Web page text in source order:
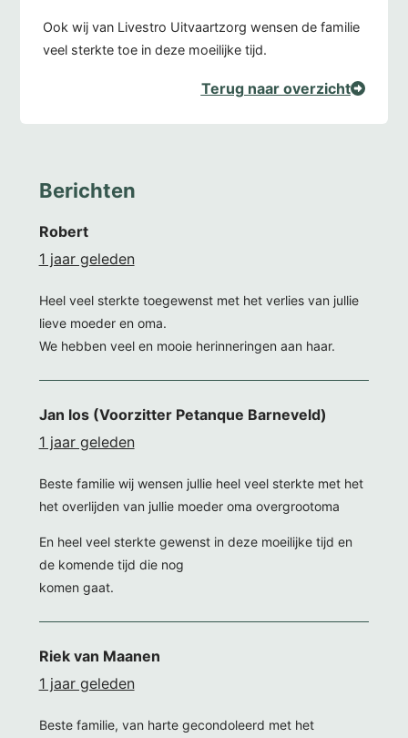
Ook wij van Livestro Uitvaartzorg wensen de familie
veel sterkte toe in deze moeilijke tijd.
Terug naar overzicht
Berichten
Robert
1 jaar geleden
Heel veel sterkte toegewenst met het verlies van jullie
lieve moeder en oma.
We hebben veel en mooie herinneringen aan haar.
Jan los (Voorzitter Petanque Barneveld)
1 jaar geleden
Beste familie wij wensen jullie heel veel sterkte met het
het overlijden van jullie moeder oma overgrootoma
En heel veel sterkte gewenst in deze moeilijke tijd en
de komende tijd die nog
komen gaat.
Riek van Maanen
1 jaar geleden
Beste familie, van harte gecondoleerd met het